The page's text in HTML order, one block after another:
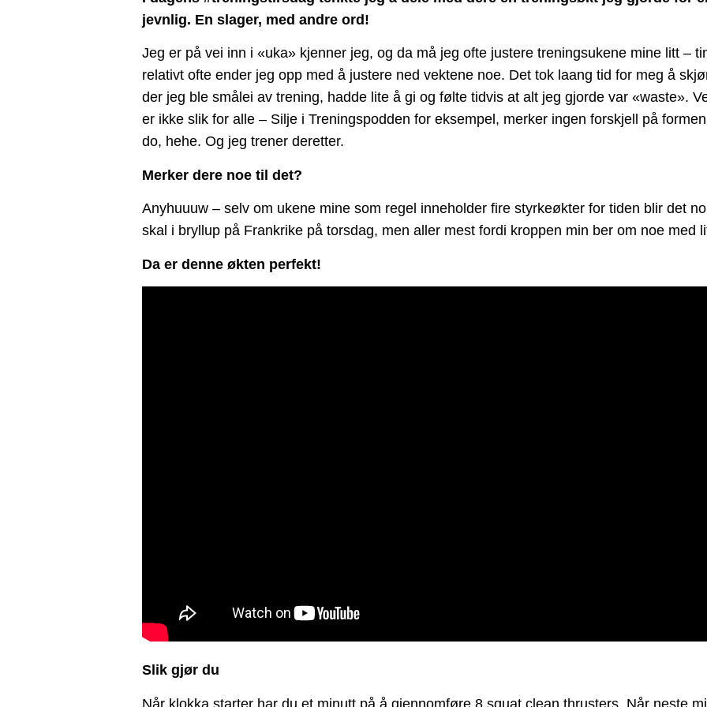
jevnlig. En slager, med andre ord!
Jeg er på vei inn i «uka» kjenner jeg, og da må jeg ofte justere treningsukene mine litt –
relativt ofte ender jeg opp med å justere ned vektene noe. Det tok laang tid for meg å
der jeg ble smålei av trening, hadde lite å gi og følte tidvis at alt jeg gjorde var «waste».
er ikke slik for alle – Silje i Treningspodden for eksempel, merker ingen forskjell på
do, hehe. Og jeg trener deretter.
Merker dere noe til det?
Anyhuuuw – selv om ukene mine som regel inneholder fire styrkeøkter for tiden blir det
skal i bryllup på Frankrike på torsdag, men aller mest fordi kroppen min ber om noe med
Da er denne økten perfekt!
Slik gjør du
Når klokka starter har du et minutt på å gjennomføre 8 squat clean thrusters. Når neste